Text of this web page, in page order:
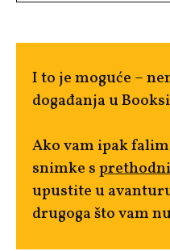
I to je moguće –
događanja u
Ako vam ipak
snimke s
upustite u
drugoga što vam